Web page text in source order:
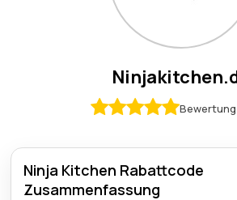
Bewertung
Ninja Kitchen Rabattcode
Zusammenfassung